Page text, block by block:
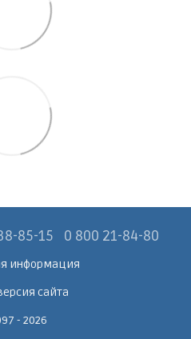
85-15 0 800 21-84-80
информация
сайта
- 2026